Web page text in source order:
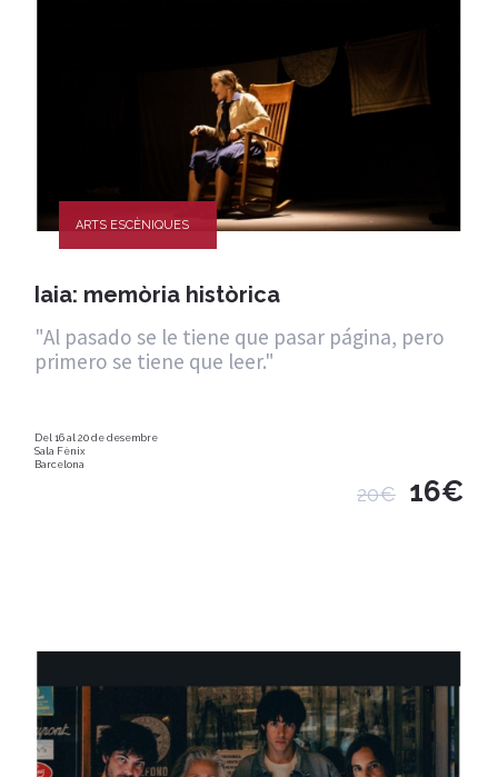
ARTS ESCÈNIQUES
Iaia: memòria històrica
"Al pasado se le tiene que pasar página, pero
primero se tiene que leer."
Del 16 al 20 de desembre
Sala Fènix
Barcelona
20€ 16€